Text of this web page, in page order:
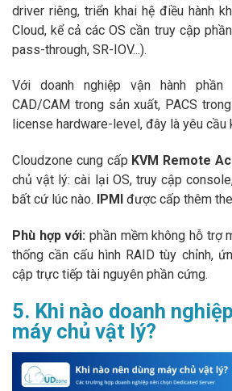
driver riêng, triển khai hệ điều hành
Cloud, kể cả các OS cần truy cập
pass-through, SR-IOV...).
Với doanh nghiệp vận hành
CAD/CAM trong sản xuất, PACS
license hardware-level, đây là yêu cầu
Cloudzone cung cấp KVM Remote
chủ vật lý: cài lại OS, truy cập
bất cứ lúc nào.
IPMI được cấp thêm
Phù hợp với: phần mềm không hỗ trợ
thống cần cấu hình RAID tùy chỉnh,
cập trực tiếp tài nguyên phần cứng.
5. Khi nào doanh
máy chủ vật lý?